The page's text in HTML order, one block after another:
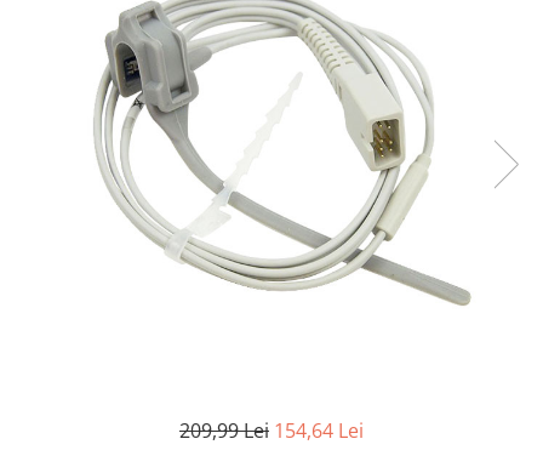
Termometre clasice
Pulsoximetre
Pulsoximetre de deget
Pulsoximetre profesionale
Monitorizare medicala
Stetoscoape
209,99 Lei 154,64 Lei